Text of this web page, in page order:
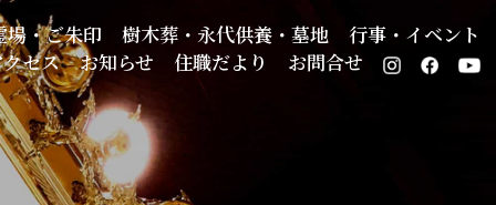
場・ご朱印 樹木葬・永代供養・墓地
行事・イベント
クセス
お知らせ 住職だより お問合せ